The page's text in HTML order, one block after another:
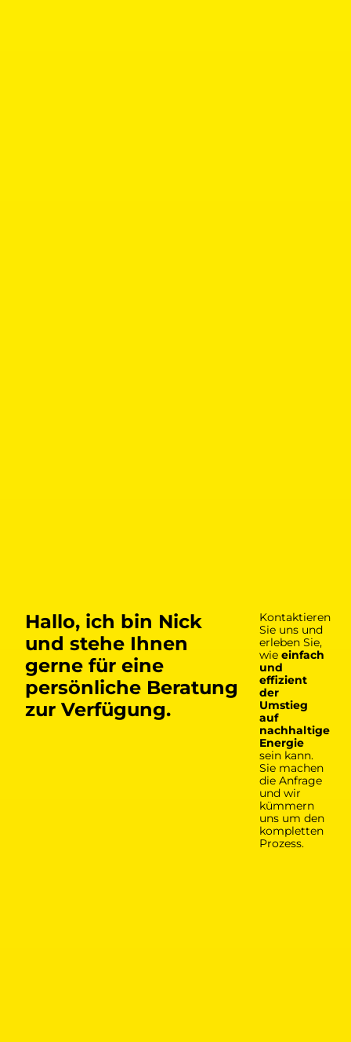
Hallo, ich bin Nick
und stehe Ihnen
gerne für eine
persönliche Beratung
zur Verfügung.
Kontaktieren
Sie uns und
erleben Sie,
wieeinfach
und
effizient
der
Umstieg
auf
nachhaltige
Energie
sein kann.
Sie machen
die Anfrage
und wir
kümmern
uns um den
kompletten
Prozess.